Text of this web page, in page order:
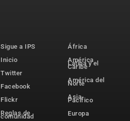
Sigue a IPS
Inicio
Twitter
Facebook
Flickr
Reglas de
comunidad
África
América
Latina y el
Caribe
América del
Norte
Asia-
Pacífico
Europa